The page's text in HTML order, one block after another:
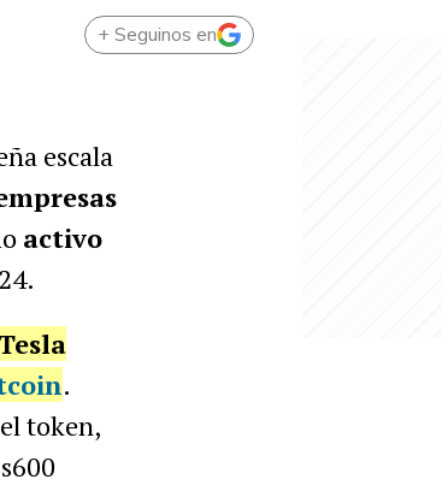
+ Seguinos en
escala
activo
.
token,